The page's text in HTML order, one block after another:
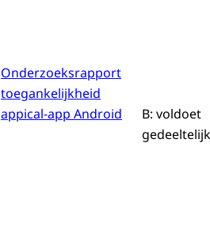
Onderzoeksrapport
toegankelijkheid
appical-app Android
B: voldoet
gedeeltelijk